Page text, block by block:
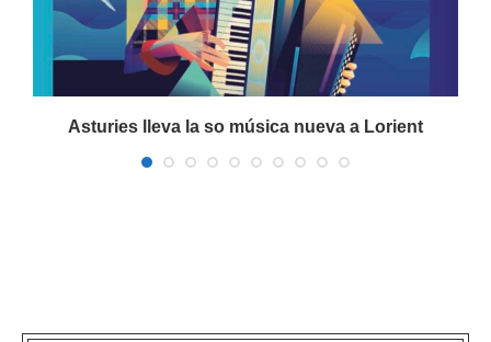
Asturies lleva la so música nueva a Lorient